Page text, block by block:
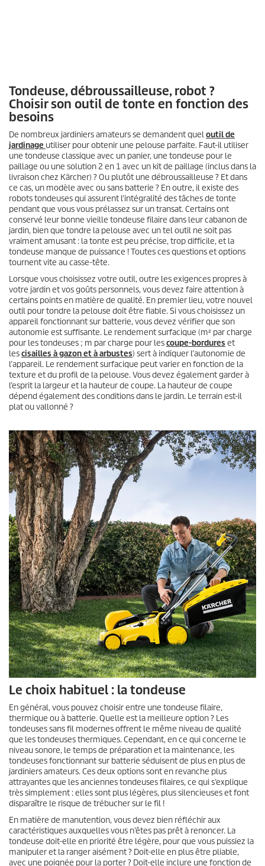
c
o
n
d
s
s
u
r
0
s
e
c
o
n
d
e
s
Tondeuse, débroussailleuse, robot ?
Choisir son outil de tonte en fonction des
besoins
De nombreux jardiniers amateurs se demandent queloutil de
jardinage utiliser pour obtenir une pelouse parfaite. Faut-il utiliser
une tondeuse classique avec un panier, une tondeuse pour le
paillage ou une solution 2 en 1 avec un kit de paillage (inclus dans la
livraison chez Kärcher) ? Ou plutôt une débroussailleuse ? Et dans
ce cas, un modèle avec ou sans batterie ? En outre, il existe des
robots tondeuses qui assurent l’intégralité des tâches de tonte
pendant que vous vous prélassez sur un transat. Certains ont
conservé leur bonne vieille tondeuse filaire dans leur cabanon de
jardin, bien que tondre la pelouse avec un tel outil ne soit pas
vraiment amusant : la tonte est peu précise, trop difficile, et la
tondeuse manque de puissance ! Toutes ces questions et options
tournent vite au casse-tête.
Lorsque vous choisissez votre outil, outre les exigences propres à
votre jardin et vos goûts personnels, vous devez faire attention à
certains points en matière de qualité. En premier lieu, votre nouvel
outil pour tondre la pelouse doit être fiable. Si vous choisissez un
appareil fonctionnant sur batterie, vous devez vérifier que son
autonomie est suffisante. Le rendement surfacique (m² par charge
pour les tondeuses ; m par charge pour lescoupe-bordures et
lescisailles à gazon et à arbustes) sert à indiquer l’autonomie de
l’appareil. Le rendement surfacique peut varier en fonction de la
texture et du profil de la pelouse. Vous devez également garder à
l’esprit la largeur et la hauteur de coupe. La hauteur de coupe
dépend également des conditions dans le jardin. Le terrain est-il
plat ou vallonné ?
Le choix habituel : la tondeuse
En général, vous pouvez choisir entre une tondeuse filaire,
thermique ou à batterie. Quelle est la meilleure option ? Les
tondeuses sans fil modernes offrent le même niveau de qualité
que les tondeuses thermiques. Cependant, en ce qui concerne le
niveau sonore, le temps de préparation et la maintenance, les
tondeuses fonctionnant sur batterie séduisent de plus en plus de
jardiniers amateurs. Ces deux options sont en revanche plus
attrayantes que les anciennes tondeuses filaires, ce qui s’explique
très simplement : elles sont plus légères, plus silencieuses et font
disparaître le risque de trébucher sur le fil !
En matière de manutention, vous devez bien réfléchir aux
caractéristiques auxquelles vous n’êtes pas prêt à renoncer. La
tondeuse doit-elle en priorité être légère, pour que vous puissiez la
manipuler et la ranger aisément ? Doit-elle en plus être pliable,
avec une poignée pour la porter ? Doit-elle inclure une fonction de